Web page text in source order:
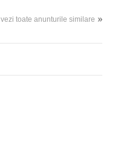
vezi toate anunturile similare